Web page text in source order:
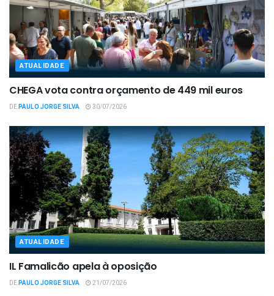
ATUALIDADE
CHEGA vota contra orçamento de 449 mil euros
DEPAULO JORGE SILVA 30/07/2026
ATUALIDADE
IL Famalicão apela à oposição
DEPAULO JORGE SILVA 21/07/2026